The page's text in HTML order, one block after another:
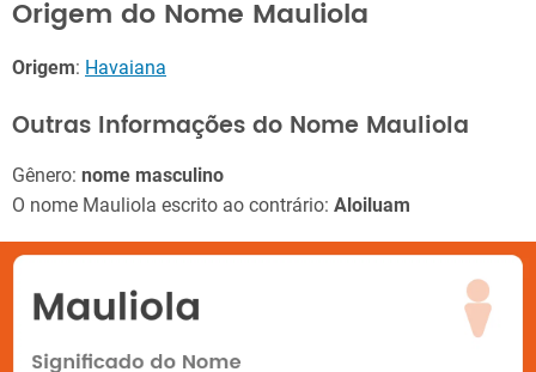
Origem do Nome Mauliola
Origem: Havaiana
Outras Informações do Nome Mauliola
Gênero: nome masculino
O nome Mauliola escrito ao contrário: Aloiluam